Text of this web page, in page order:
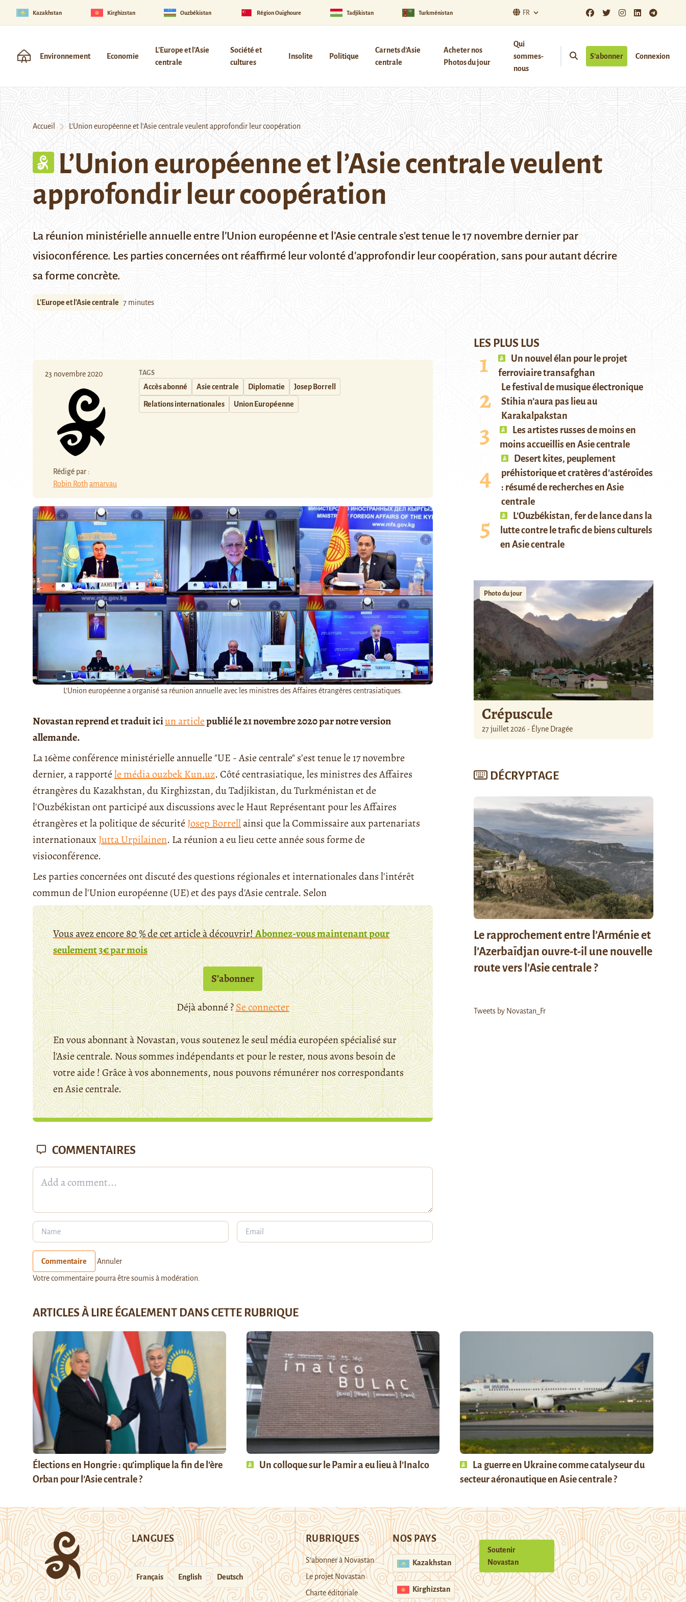
Kazakhstan Kirghizstan Ouzbékistan Région Ouïghoure Tadjikistan Turkménistan FR
Environnement Economie
L'Europe et l'Asie
centrale
Société et
cultures
Insolite Politique
Carnets d’Asie
centrale
Acheter nos
Photos du jour
Qui
sommes-
nous
S’abonner Connexion
Accueil L’Union européenne et l’Asie centrale veulent approfondir leur coopération
L’Union européenne et l’Asie centrale veulent
approfondir leur coopération
La réunion ministérielle annuelle entre l’Union européenne et l’Asie centrale s'est tenue le 17 novembre dernier par
visioconférence. Les parties concernées ont réaffirmé leur volonté d'approfondir leur coopération, sans pour autant décrire
sa forme concrète.
L'Europe et l'Asie centrale 7 minutes
23 novembre 2020
Rédigé par :
Robin Rothamarvau
TAGS
Accès abonné Asie centrale Diplomatie Josep Borrell
Relations internationales Union Européenne
L'Union européenne a organisé sa réunion annuelle avec les ministres des Affaires étrangères centrasiatiques.
Novastan reprend et traduit iciun articlepublié le 21 novembre 2020 par notre version
allemande.
La 16ème conférence ministérielle annuelle "UE - Asie centrale" s’est tenue le 17 novembre
dernier, a rapportéle média ouzbek Kun.uz. Côté centrasiatique, les ministres des Affaires
étrangères du Kazakhstan, du Kirghizstan, du Tadjikistan, du Turkménistan et de
l'Ouzbékistan ont participé aux discussions avec le Haut Représentant pour les Affaires
étrangères et la politique de sécurité Josep Borrellainsi que la Commissaire aux partenariats
internationauxJutta Urpilainen. La réunion a eu lieu cette année sous forme de
visioconférence.
Les parties concernées ont discuté des questions régionales et internationales dans l'intérêt
commun de l'Union européenne (UE) et des pays d'Asie centrale. Selon
Vous avez encore 80 % de cet article à découvrir!Abonnez-vous maintenant pour
seulement 3€ par mois
S’abonner
Déjà abonné ?Se connecter
En vous abonnant à Novastan, vous soutenez le seul média européen spécialisé sur
l'Asie centrale. Nous sommes indépendants et pour le rester, nous avons besoin de
votre aide ! Grâce à vos abonnements, nous pouvons rémunérer nos correspondants
en Asie centrale.
LES PLUS LUS
Un nouvel élan pour le projet
ferroviaire transafghan
Le festival de musique électronique
Stihia n’aura pas lieu au
Karakalpakstan
Les artistes russes de moins en
moins accueillis en Asie centrale
Desert kites, peuplement
préhistorique et cratères d’astéroïdes
: résumé de recherches en Asie
centrale
L’Ouzbékistan, fer de lance dans la
lutte contre le trafic de biens culturels
en Asie centrale
Photo du jour
Crépuscule
27 juillet 2026 - Élyne Dragée
DÉCRYPTAGE
Le rapprochement entre l’Arménie et
l’Azerbaïdjan ouvre-t-il une nouvelle
route vers l’Asie centrale ?
Tweets by Novastan_Fr
COMMENTAIRES
Commentaire Annuler
Votre commentaire pourra être soumis à modération.
ARTICLES À LIRE ÉGALEMENT DANS CETTE RUBRIQUE
Élections en Hongrie : qu’implique la fin de l’ère
Orban pour l’Asie centrale ?
Un colloque sur le Pamir a eu lieu à l’Inalco
La guerre en Ukraine comme catalyseur du
secteur aéronautique en Asie centrale ?
LANGUES
Français English Deutsch
RUBRIQUES
S’abonner à Novastan
Le projet Novastan
Charte éditoriale
NOS PAYS
Kazakhstan
Kirghizstan
Soutenir
Novastan